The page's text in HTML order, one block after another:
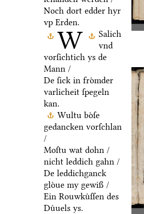
W
Noch dort edder hyr
vp Erden.
Salich
vnd
vorſichtich ys de
Mann /
De ſick in froͤmder
varlicheit ſpegeln
kan.
Wultu boͤſe
gedancken vorſchlan
/
Moſtu wat dohn /
nicht leddich gahn /
De leddichganck
gloͤue my gewiß /
Ein Rouwkuͤſſen des
Duͤuels ys.